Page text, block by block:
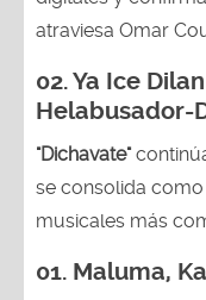
atraviesa Omar
02.Ya Ice
Helabusador-
"Dichavate"
se consolida
musicales más
01. Maluma,